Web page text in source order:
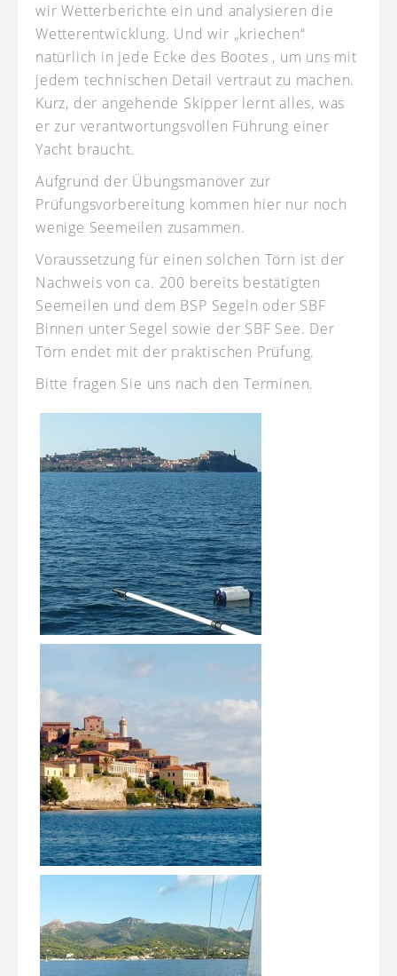
wir Wetterberichte ein und analysieren die
Wetterentwicklung. Und wir „kriechen“
natürlich in jede Ecke des Bootes , um uns mit
jedem technischen Detail vertraut zu machen.
Kurz, der angehende Skipper lernt alles, was
er zur verantwortungsvollen Führung einer
Yacht braucht.
Aufgrund der Übungsmanöver zur
Prüfungsvorbereitung kommen hier nur noch
wenige Seemeilen zusammen.
Voraussetzung für einen solchen Törn ist der
Nachweis von ca. 200 bereits bestätigten
Seemeilen und dem BSP Segeln oder SBF
Binnen unter Segel sowie der SBF See. Der
Törn endet mit der praktischen Prüfung.
Bitte fragen Sie uns nach den Terminen.